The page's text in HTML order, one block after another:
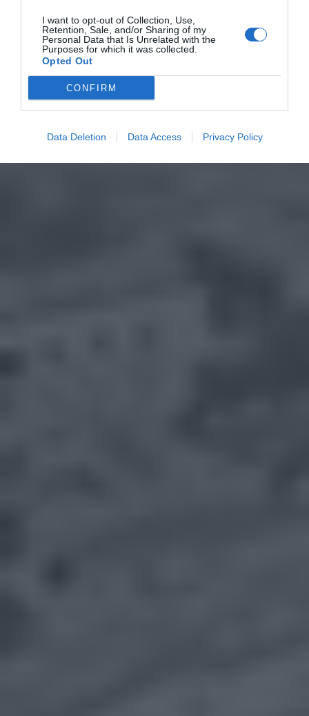
I want to opt-out of Collection, Use,
Retention, Sale, and/or Sharing of my
Personal Data that Is Unrelated with the
Purposes for which it was collected.
Opted Out
CONFIRM
Data Deletion Data Access Privacy Policy